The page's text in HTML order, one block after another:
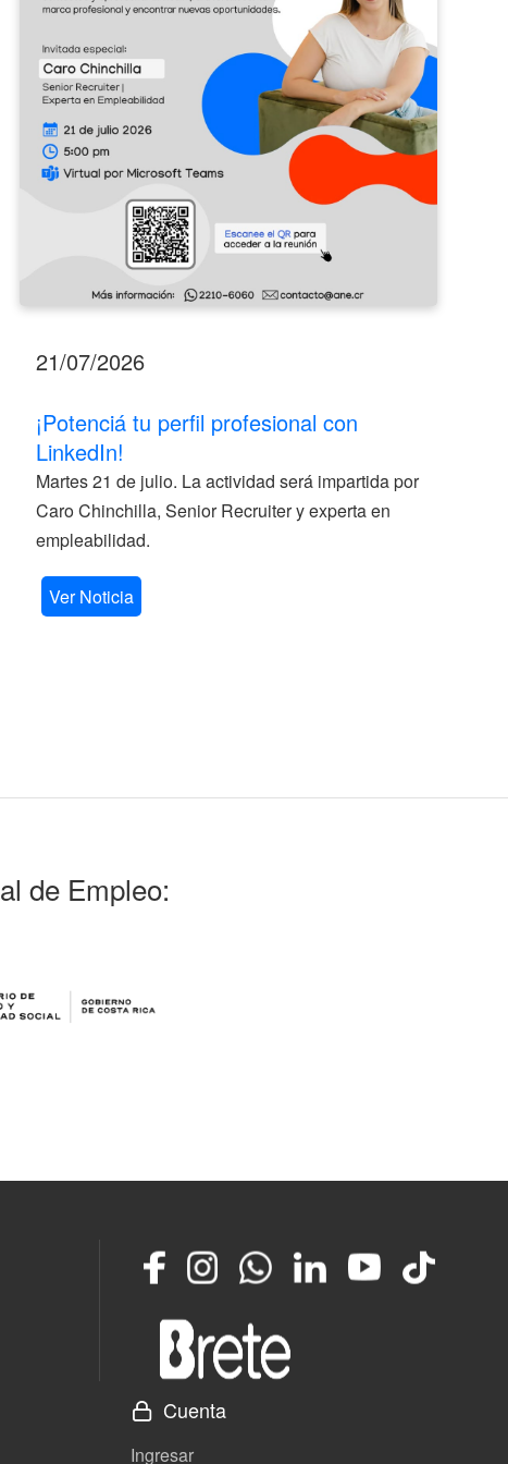
LinkedIn!
21/07/2026
¡Potenciá tu perfil profesional con
LinkedIn!
Martes 21 de julio. La actividad será impartida por
Caro Chinchilla, Senior Recruiter y experta en
empleabilidad.
Ver Noticia
de Empleo:
FacebookInstagramWhatsappLinkedInYouTube
TikTok
Cuenta
Ingresar